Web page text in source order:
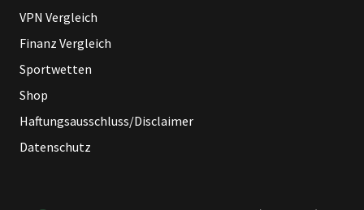
VPN Vergleich
Finanz Vergleich
Sportwetten
Shop
Haftungsausschluss/Disclaimer
Datenschutz